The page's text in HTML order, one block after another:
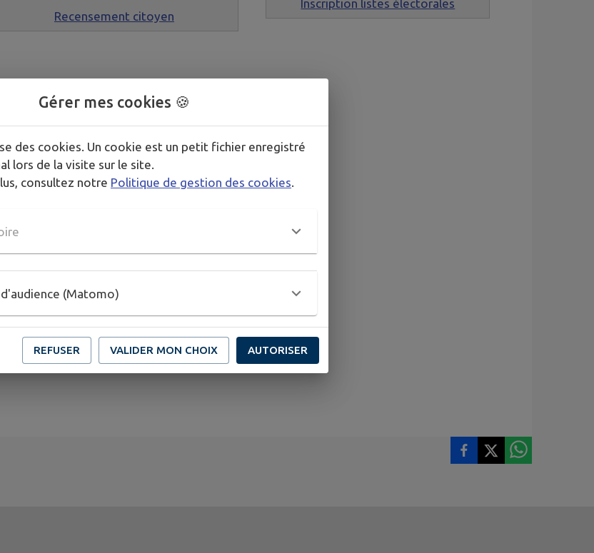
Recensement citoyen
Inscription listes électorales
Gérer mes cookies 🍪
des cookies. Un cookie est un petit fichier enregistré
lors de la visite sur le site.
consultez notre Politique de gestion des cookies.
(Matomo)
REFUSER VALIDER MON CHOIX AUTORISER